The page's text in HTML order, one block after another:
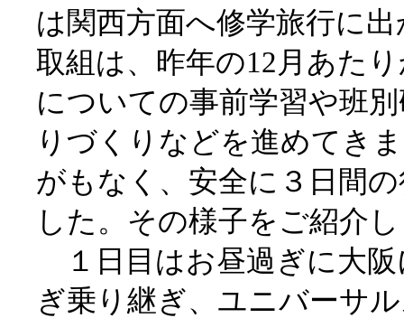
は関西方面へ修学旅行に
取組は、昨年の12月あた
についての事前学習や班
りづくりなどを進めてき
がもなく、安全に３日間
した。その様子をご紹介
１日目はお昼過ぎに大阪
ぎ乗り継ぎ、ユニバーサ